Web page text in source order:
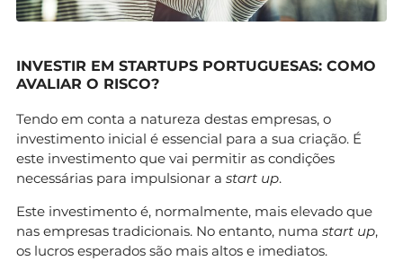
INVESTIR EM STARTUPS PORTUGUESAS: COMO
AVALIAR O RISCO?
Tendo em conta a natureza destas empresas, o
investimento inicial é essencial para a sua criação. É
este investimento que vai permitir as condições
necessárias para impulsionar a start up.
Este investimento é, normalmente, mais elevado que
nas empresas tradicionais. No entanto, numa start up,
os lucros esperados são mais altos e imediatos.